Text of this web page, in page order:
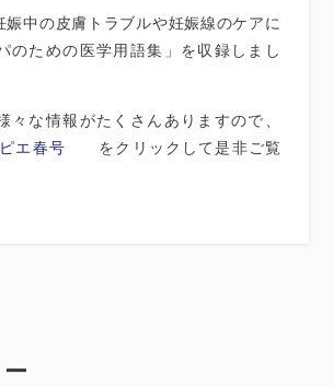
娠中の皮膚トラブルや妊娠線のケアに
のための医学用語集」を収録しまし
々な情報がたくさんありますので、
エ春号 をクリックして是非ご覧